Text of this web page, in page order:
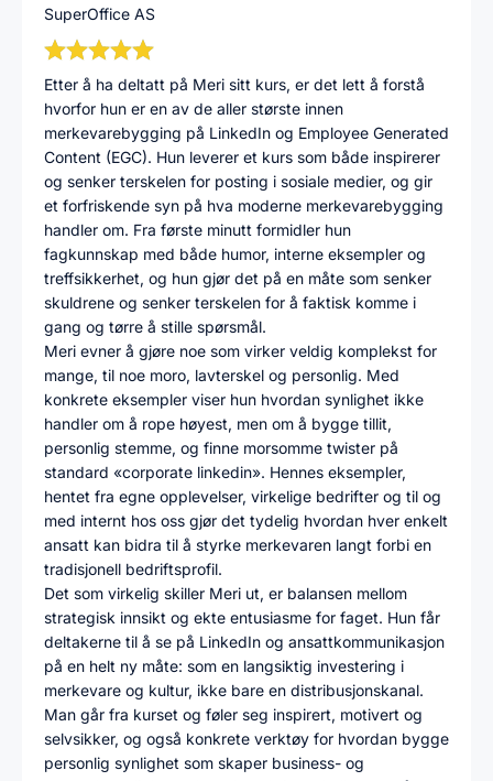
SuperOffice AS
Etter å ha deltatt på Meri sitt kurs, er det lett å forstå
hvorfor hun er en av de aller største innen
merkevarebygging på LinkedIn og Employee Generated
Content (EGC). Hun leverer et kurs som både inspirerer
og senker terskelen for posting i sosiale medier, og gir
et forfriskende syn på hva moderne merkevarebygging
handler om. Fra første minutt formidler hun
fagkunnskap med både humor, interne eksempler og
treffsikkerhet, og hun gjør det på en måte som senker
skuldrene og senker terskelen for å faktisk komme i
gang og tørre å stille spørsmål.
Meri evner å gjøre noe som virker veldig komplekst for
mange, til noe moro, lavterskel og personlig. Med
konkrete eksempler viser hun hvordan synlighet ikke
handler om å rope høyest, men om å bygge tillit,
personlig stemme, og finne morsomme twister på
standard «corporate linkedin». Hennes eksempler,
hentet fra egne opplevelser, virkelige bedrifter og til og
med internt hos oss gjør det tydelig hvordan hver enkelt
ansatt kan bidra til å styrke merkevaren langt forbi en
tradisjonell bedriftsprofil.
Det som virkelig skiller Meri ut, er balansen mellom
strategisk innsikt og ekte entusiasme for faget. Hun får
deltakerne til å se på LinkedIn og ansattkommunikasjon
på en helt ny måte: som en langsiktig investering i
merkevare og kultur, ikke bare en distribusjonskanal.
Man går fra kurset og føler seg inspirert, motivert og
selvsikker, og også konkrete verktøy for hvordan bygge
personlig synlighet som skaper business- og